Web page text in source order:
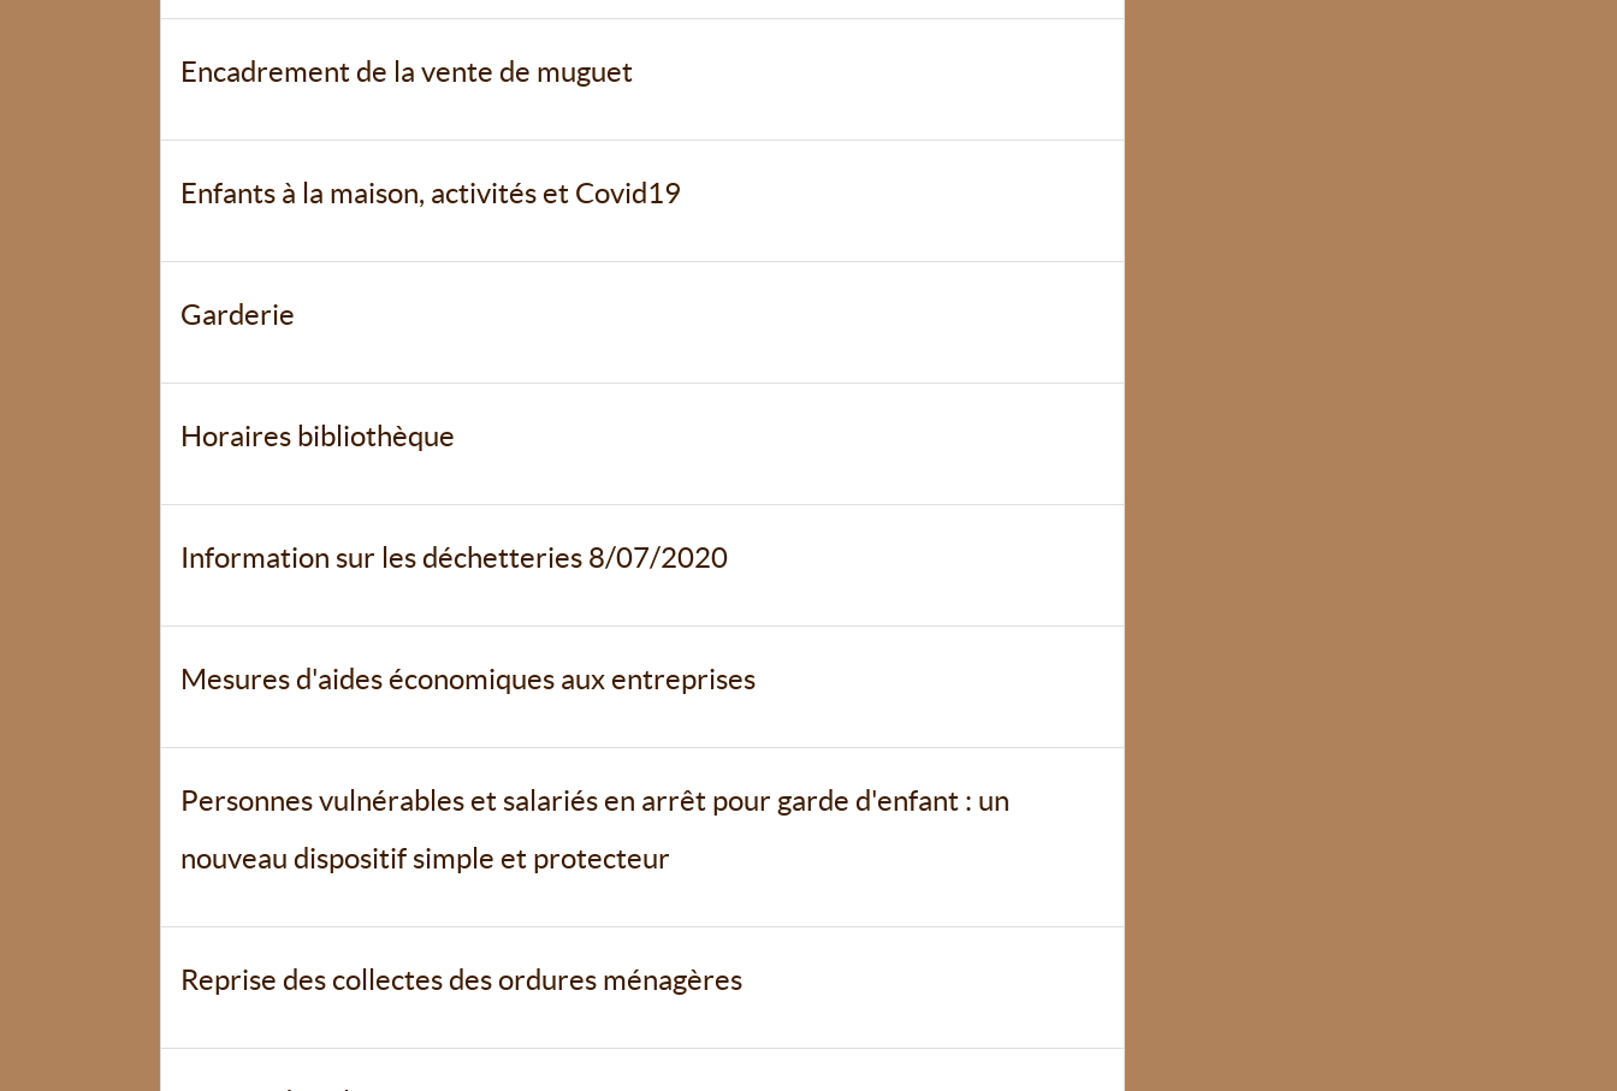
Encadrement de la vente de muguet
Enfants à la maison, activités et Covid19
Garderie
Horaires bibliothèque
Information sur les déchetteries 8/07/2020
Mesures d'aides économiques aux entreprises
Personnes vulnérables et salariés en arrêt pour garde d'enfant : un
nouveau dispositif simple et protecteur
Reprise des collectes des ordures ménagères